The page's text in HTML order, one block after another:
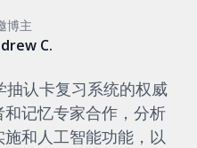
博主
C.
认卡复习系统的权威
记忆专家合作，分析
和人工智能功能，以